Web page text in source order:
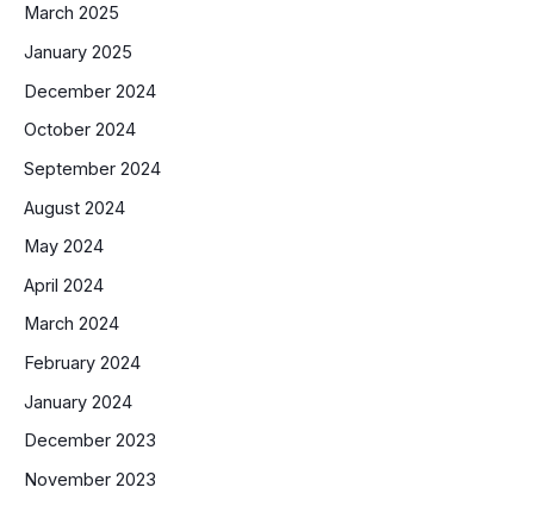
March 2025
January 2025
December 2024
October 2024
September 2024
August 2024
May 2024
April 2024
March 2024
February 2024
January 2024
December 2023
November 2023